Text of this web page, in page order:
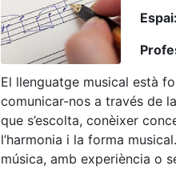
Espai:
El llenguatge musical està
comunicar-nos a través de
que s’escolta, conèixer
l’harmonia i la forma
música, amb experiència o